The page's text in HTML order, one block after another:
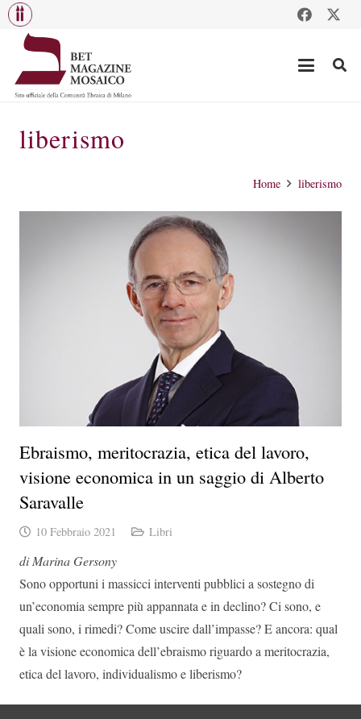
liberismo
Home liberismo
Ebraismo, meritocrazia, etica del lavoro,
visione economica in un saggio di Alberto
Saravalle
10 Febbraio 2021 Libri
di Marina Gersony
Sono opportuni i massicci interventi pubblici a sostegno di
un’economia sempre più appannata e in declino? Ci sono, e
quali sono, i rimedi? Come uscire dall’impasse? E ancora: qual
è la visione economica dell’ebraismo riguardo a meritocrazia,
etica del lavoro, individualismo e liberismo?